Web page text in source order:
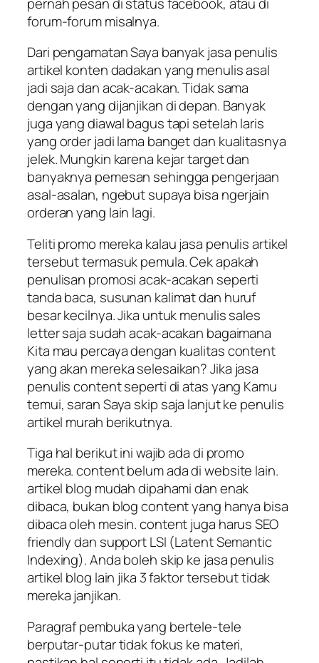
forum-forum misalnya.
Dari pengamatan Saya banyak jasa penulis
artikel konten dadakan yang menulis asal
jadi saja dan acak-acakan. Tidak sama
dengan yang dijanjikan di depan. Banyak
juga yang diawal bagus tapi setelah laris
yang order jadi lama banget dan kualitasnya
jelek. Mungkin karena kejar target dan
banyaknya pemesan sehingga pengerjaan
asal-asalan, ngebut supaya bisa ngerjain
orderan yang lain lagi.
Teliti promo mereka kalau jasa penulis artikel
tersebut termasuk pemula. Cek apakah
penulisan promosi acak-acakan seperti
tanda baca, susunan kalimat dan huruf
besar kecilnya. Jika untuk menulis sales
letter saja sudah acak-acakan bagaimana
Kita mau percaya dengan kualitas content
yang akan mereka selesaikan? Jika jasa
penulis content seperti di atas yang Kamu
temui, saran Saya skip saja lanjut ke penulis
artikel murah berikutnya.
Tiga hal berikut ini wajib ada di promo
mereka. content belum ada di website lain.
artikel blog mudah dipahami dan enak
dibaca, bukan blog content yang hanya bisa
dibaca oleh mesin. content juga harus SEO
friendly dan support LSI (Latent Semantic
Indexing). Anda boleh skip ke jasa penulis
artikel blog lain jika 3 faktor tersebut tidak
mereka janjikan.
Paragraf pembuka yang bertele-tele
berputar-putar tidak fokus ke materi,